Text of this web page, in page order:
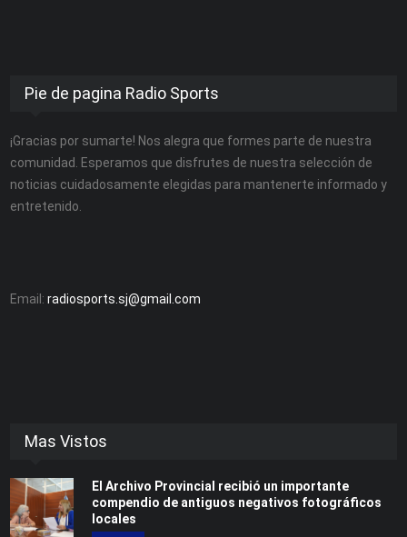
Pie de pagina Radio Sports
¡Gracias por sumarte! Nos alegra que formes parte de nuestra
comunidad. Esperamos que disfrutes de nuestra selección de
noticias cuidadosamente elegidas para mantenerte informado y
entretenido.
Email:radiosports.sj@gmail.com
Mas Vistos
El Archivo Provincial recibió un importante
compendio de antiguos negativos fotográficos
locales